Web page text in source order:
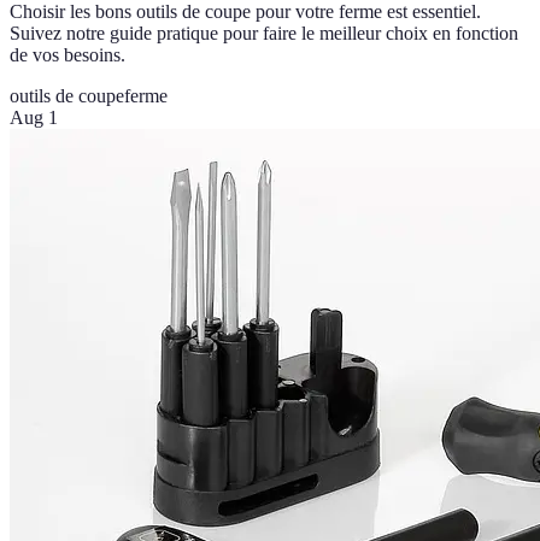
Choisir les bons outils de coupe pour votre ferme est essentiel.
Suivez notre guide pratique pour faire le meilleur choix en fonction
de vos besoins.
outils de coupeferme
Aug 1